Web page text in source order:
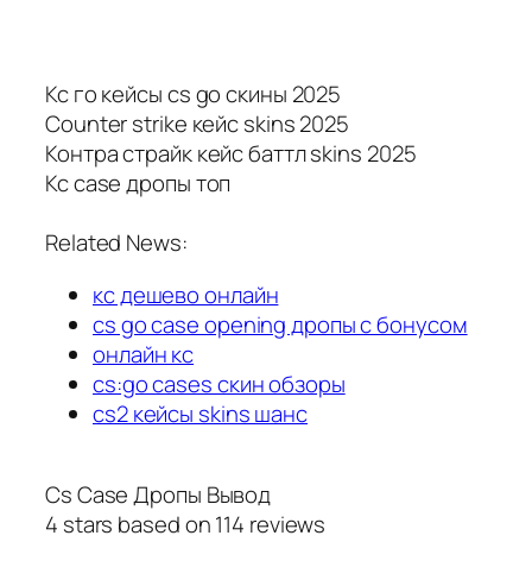
Кс го кейсы cs go скины 2025
Counter strike кейс skins 2025
Контра страйк кейс баттл skins 2025
Кс case дропы топ
Related News:
кс дешево онлайн
cs go case opening дропы с бонусом
онлайн кс
cs:go cases скин обзоры
cs2 кейсы skins шанс
Cs Case Дропы Вывод
4 stars based on114 reviews